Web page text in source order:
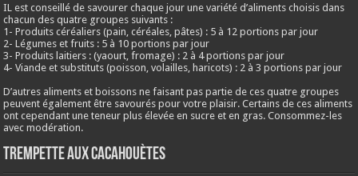
IL est conseillé de savourer chaque jour une variété d’aliments choisis dans
chacun des quatre groupes suivants :
1- Produits céréaliers (pain, céréales, pâtes) : 5 à 12 portions par jour
2- Légumes et fruits : 5 à 10 portions par jour
3- Produits laitiers : (yaourt, fromage) : 2 à 4 portions par jour
4- Viande et substituts (poisson, volailles, haricots) : 2 à 3 portions par jour
D’autres aliments et boissons ne faisant pas partie de ces quatre groupes
peuvent également être savourés pour votre plaisir. Certains de ces aliments
ont cependant une teneur plus élevée en sucre et en gras. Consommez-les
avec modération.
Trempette aux cacahouètes